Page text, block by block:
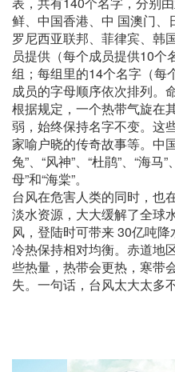
鲜、中国香港、中 国澳门
罗尼西亚联邦、菲律宾、韩
员提供（每个成员提供10个
组；每组里的14个名字（每
成员的字母顺序依次排列。
根据规定，一个热带气旋在
弱，始终保持名字不变。这
家喻户晓的传奇故事等。中
兔”、“风神”、“杜鹃”、“海马
母”和“海棠”。
台风在危害人类的同时，也
淡水资源，大大缓解了全球
风，登陆时可带来 30亿吨
冷热保持相对均衡。赤道地
些热量，热带会更热，寒带
失。一句话，台风太大太多